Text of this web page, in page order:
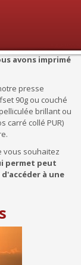
avons imprimé
presse
90g ou couché
brillant ou
carré collé PUR)
vous souhaitez
permet peut
à une